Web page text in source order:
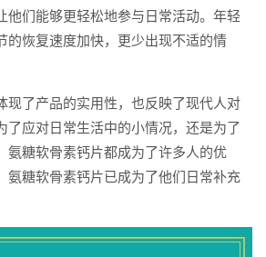
他们能够更轻松地参与日常活动。年轻
的恢复速度加快，更少出现不适的情
现了产品的实用性，也反映了现代人对
了应对日常生活中的小情况，还是为了
氨糖软骨素钙片都成为了许多人的优
氨糖软骨素钙片已成为了他们日常补充